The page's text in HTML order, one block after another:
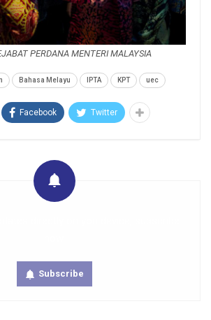
PERDANA MENTERI MALAYSIA
Bahasa Melayu IPTA KPT uec
Facebook Twitter
Subscribe